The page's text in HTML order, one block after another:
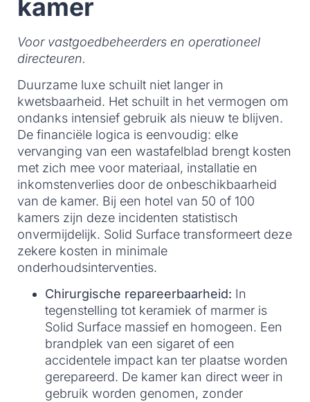
kamer
Voor vastgoedbeheerders en operationeel
directeuren.
Duurzame luxe schuilt niet langer in
kwetsbaarheid. Het schuilt in het vermogen om
ondanks intensief gebruik als nieuw te blijven.
De financiële logica is eenvoudig: elke
vervanging van een wastafelblad brengt kosten
met zich mee voor materiaal, installatie en
inkomstenverlies door de onbeschikbaarheid
van de kamer. Bij een hotel van 50 of 100
kamers zijn deze incidenten statistisch
onvermijdelijk. Solid Surface transformeert deze
zekere kosten in minimale
onderhoudsinterventies.
Chirurgische repareerbaarheid: In
tegenstelling tot keramiek of marmer is
Solid Surface massief en homogeen. Een
brandplek van een sigaret of een
accidentele impact kan ter plaatse worden
gerepareerd. De kamer kan direct weer in
gebruik worden genomen, zonder